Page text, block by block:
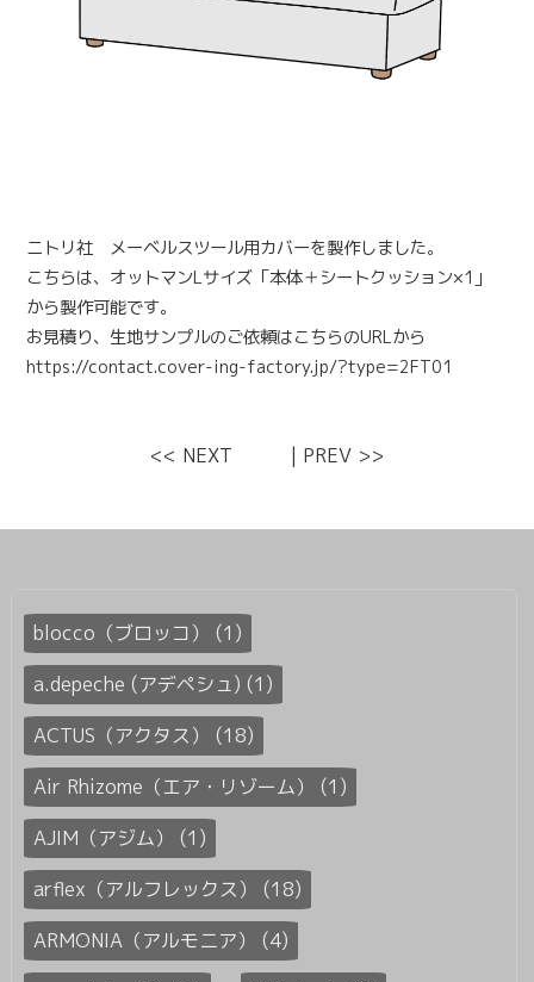
ニトリ社 メーベルスツール用カバーを製作しました。
こちらは、オットマンLサイズ「本体＋シートクッション×1」
から製作可能です。
お見積り、生地サンプルのご依頼はこちらのURLから
https://contact.cover-ing-factory.jp/?type=2FT01
<< NEXT | PREV >>
blocco（ブロッコ） (1)
a.depeche (アデペシュ) (1)
ACTUS（アクタス） (18)
Air Rhizome（エア・リゾーム） (1)
AJIM（アジム） (1)
arflex（アルフレックス） (18)
ARMONIA（アルモニア） (4)